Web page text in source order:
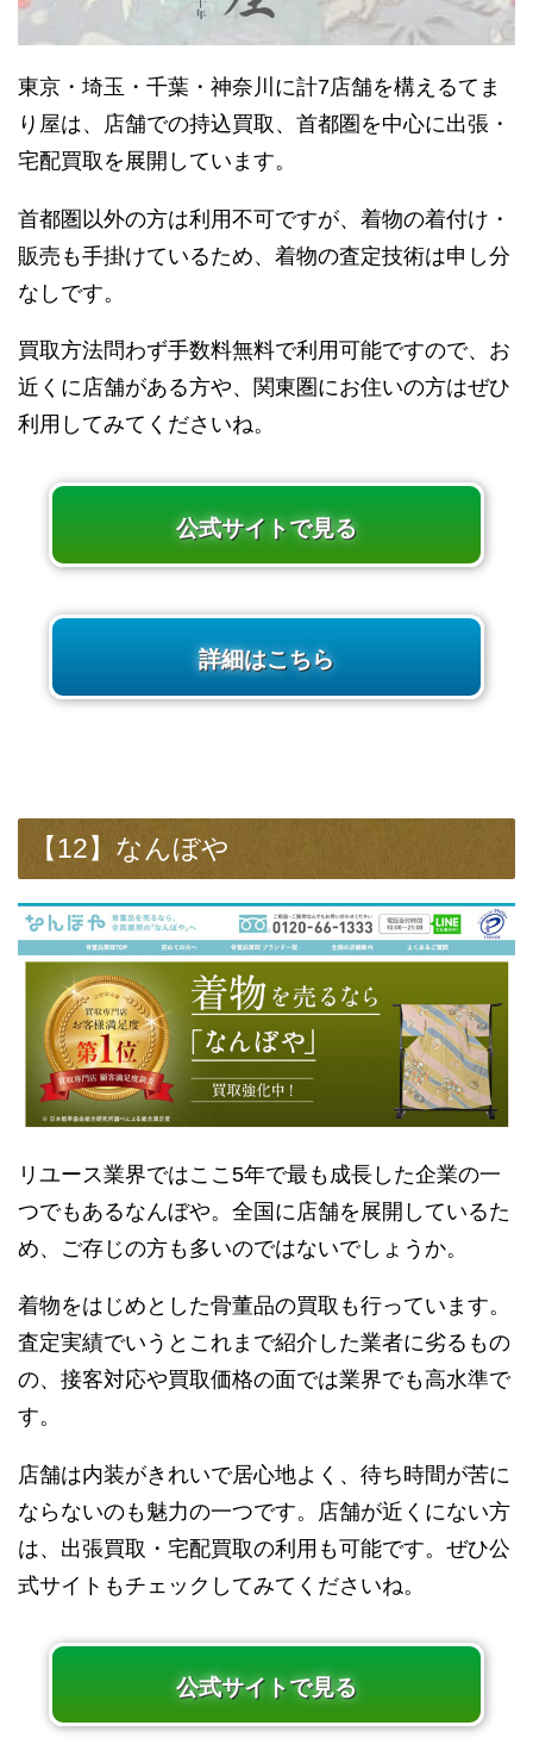
東京・埼玉・千葉・神奈川に計7店舗を構えるてま
り屋は、店舗での持込買取、首都圏を中心に出張・
宅配買取を展開しています。
首都圏以外の方は利用不可ですが、着物の着付け・
販売も手掛けているため、着物の査定技術は申し分
なしです。
買取方法問わず手数料無料で利用可能ですので、お
近くに店舗がある方や、関東圏にお住いの方はぜひ
利用してみてくださいね。
公式サイトで見る
詳細はこちら
【12】なんぼや
リユース業界ではここ5年で最も成長した企業の一
つでもあるなんぼや。全国に店舗を展開しているた
め、ご存じの方も多いのではないでしょうか。
着物をはじめとした骨董品の買取も行っています。
査定実績でいうとこれまで紹介した業者に劣るもの
の、接客対応や買取価格の面では業界でも高水準で
す。
店舗は内装がきれいで居心地よく、待ち時間が苦に
ならないのも魅力の一つです。店舗が近くにない方
は、出張買取・宅配買取の利用も可能です。ぜひ公
式サイトもチェックしてみてくださいね。
公式サイトで見る